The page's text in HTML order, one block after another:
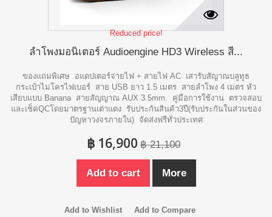
Reduced price!
ลำโพงมอนิเตอร์ Audioengine HD3 Wireless สี...
ของแถมพิเศษ อแดปเตอร์จ่ายไฟ + สายไฟ AC เสารับสัญาณบลูทูธ
กระเป๋าไมโครไฟเบอร์ สาย USB ยาว 1.5 เมตร สายลำโพง 4 เมตร หัว
เสียบแบบ Banana สายสัญญาณ AUX 3.5mm. คู่มือการใช้งาน ตรวจสอบ
และเช็คQCโดยมาตรฐานเต่าแดง รับประกันสินค้า3ปี(รับประกันในส่วนของ
ปัญหาวงจรภายใน) จัดส่งฟรีทั่วประเทศ
฿ 16,900 ฿ 21,100
Add to cart More
Add to Wishlist Add to Compare